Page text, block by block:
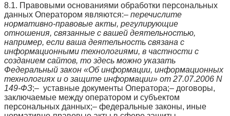
8.1. Правовыми основаниями обработки персональных
данных Оператором являются:– перечислите
нормативно-правовые акты, регулирующие
отношения, связанные с вашей деятельностью,
например, если ваша деятельность связана с
информационными технологиями, в частности с
созданием сайтов, то здесь можно указать
Федеральный закон «Об информации, информационных
технологиях и о защите информации» от 27.07.2006 N
149-ФЗ;– уставные документы Оператора;– договоры,
заключаемые между оператором и субъектом
персональных данных;– федеральные законы, иные